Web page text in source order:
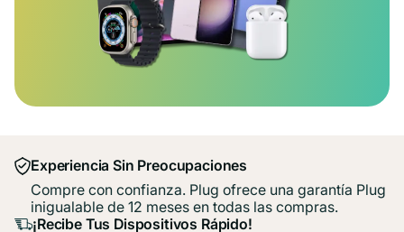
Experiencia Sin Preocupaciones
Compre con confianza. Plug ofrece una garantía Plug
inigualable de 12 meses en todas las compras.
¡Recibe Tus Dispositivos Rápido!